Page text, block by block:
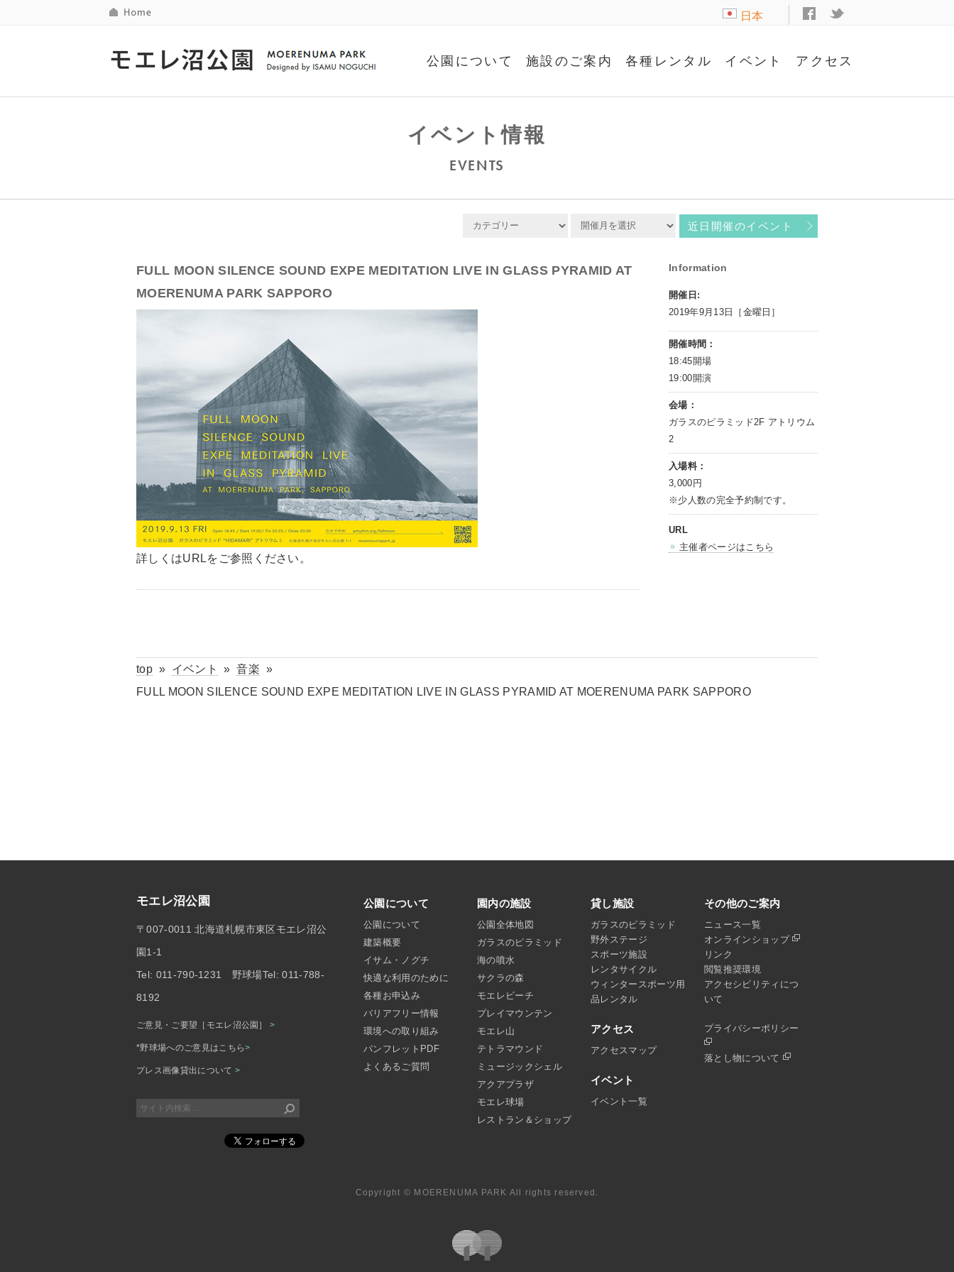
日本
公園について 施設のご案内 各種レンタル イベント アクセス
イベント情報
EVENTS
近日開催のイベント
FULL MOON SILENCE SOUND EXPE MEDITATION LIVE IN GLASS PYRAMID AT
MOERENUMA PARK SAPPORO
詳しくはURLをご参照ください。
Information
開催日:
2019年9月13日［金曜日］
開催時間：
18:45開場
19:00開演
会場：
ガラスのピラミッド2F アトリウム
2
入場料：
3,000円
※少人数の完全予約制です。
URL
主催者ページはこちら
top» イベント »音楽 »
FULL MOON SILENCE SOUND EXPE MEDITATION LIVE IN GLASS PYRAMID AT MOERENUMA PARK SAPPORO
モエレ沼公園
〒007-0011 北海道札幌市東区モエレ沼公
園1-1
Tel: 011-790-1231 野球場Tel: 011-788-
8192
ご意見・ご要望［モエレ沼公園］>
*野球場へのご意見はこちら>
プレス画像貸出について >
公園について
公園について
建築概要
イサム・ノグチ
快適な利用のために
各種お申込み
バリアフリー情報
環境への取り組み
パンフレットPDF
よくあるご質問
園内の施設
公園全体地図
ガラスのピラミッド
海の噴水
サクラの森
モエレビーチ
プレイマウンテン
モエレ山
テトラマウンド
ミュージックシェル
アクアプラザ
モエレ球場
レストラン＆ショップ
貸し施設
ガラスのピラミッド
野外ステージ
スポーツ施設
レンタサイクル
ウィンタースポーツ用
品レンタル
アクセス
アクセスマップ
イベント
イベント一覧
その他のご案内
ニュース一覧
オンラインショップ
リンク
閲覧推奨環境
アクセシビリティにつ
いて
プライバシーポリシー
落とし物について
Copyright © MOERENUMA PARK All rights reserved.